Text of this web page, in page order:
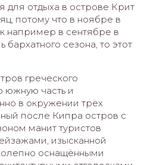
отдыха в острове Крит
потому что в ноябре в
например в сентябре в
сезона, то этот
греческого
южную часть и
в окружении трёх
после Кипра остров с
манит туристов
изысканной
оснащёнными